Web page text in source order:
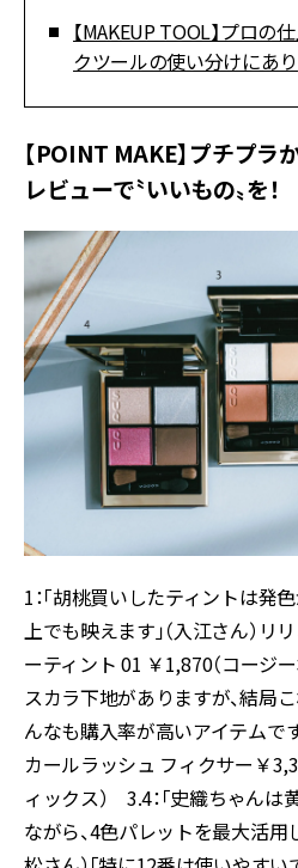
【MAKEUP TOOL】プロの
クツールの使い分けにあり
【POINT MAKE】プチプ
レビューで〝いいもの〟を！
1：「胡桃買いしたティントは発
上でも映えます」（入江さん）
ーティント 01 ￥1,870（コージ
スカラ下地がありますが、結局
んなも購入率が高いアイテムで
カールラッシュ フィクサー￥
ィックス） 3.4：「史織ちゃん
ながら、4色パレットを最大活用